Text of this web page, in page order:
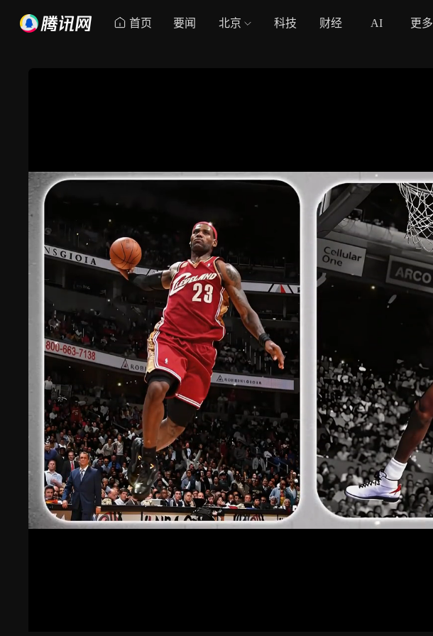
首页 要闻 北京 科技 财经 AI 更多